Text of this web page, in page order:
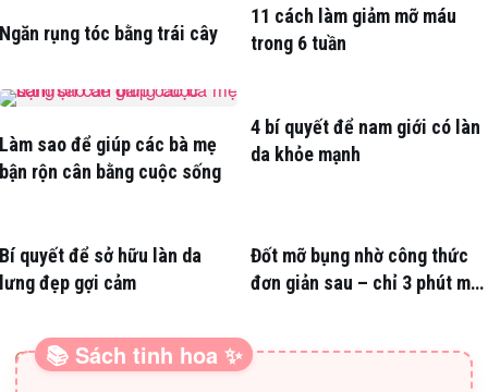
Ngăn rụng tóc bằng trái cây
11 cách làm giảm mỡ máu
trong 6 tuần
Làm sao để giúp các bà mẹ
bận rộn cân bằng cuộc sống
4 bí quyết để nam giới có làn
da khỏe mạnh
Bí quyết để sở hữu làn da
lưng đẹp gợi cảm
Đốt mỡ bụng nhờ công thức
đơn giản sau – chỉ 3 phút mỗi
SÁCH HAY CHO BA MẸ
📚 Sách tinh hoa ✨